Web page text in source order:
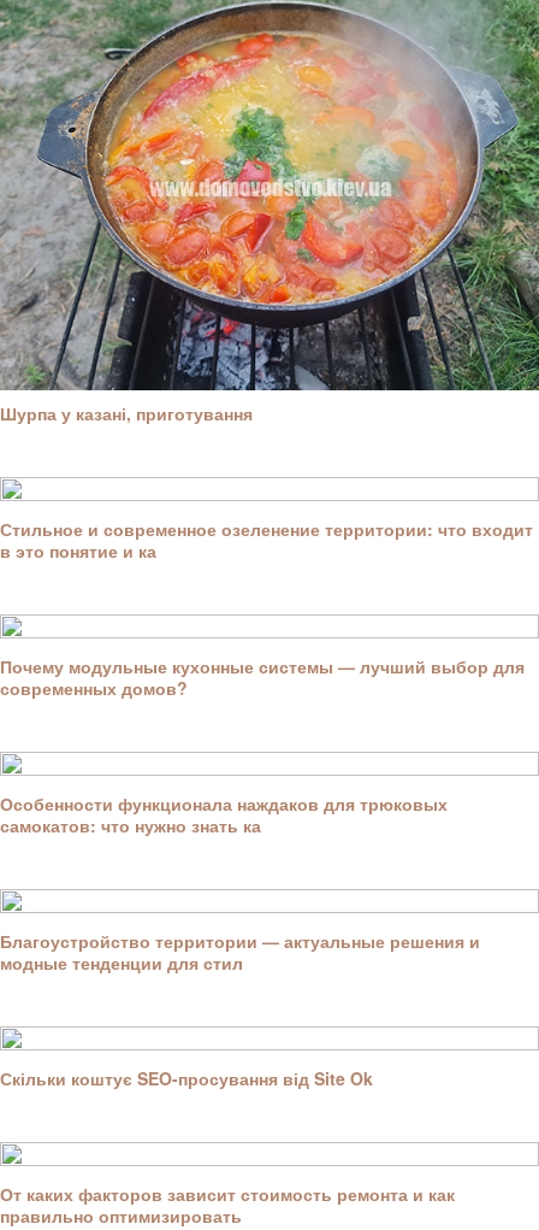
Шурпа у казані, приготування
Стильное и современное озеленение территории: что входит
в это понятие и ка
Почему модульные кухонные системы — лучший выбор для
современных домов?
Особенности функционала наждаков для трюковых
самокатов: что нужно знать ка
Благоустройство территории — актуальные решения и
модные тенденции для стил
Скільки коштує SEO-просування від Site Ok
От каких факторов зависит стоимость ремонта и как
правильно оптимизировать